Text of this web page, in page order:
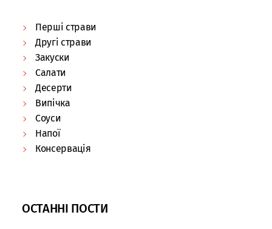
Перші страви
Другі страви
Закуски
Салати
Десерти
Випічка
Соуси
Напої
Консервація
ОСТАННІ ПОСТИ